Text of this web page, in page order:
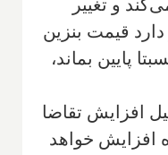
و تغییر
دارد قیمت بنزین
پایین بماند،
افزایش تقاضا
افزایش خواهد